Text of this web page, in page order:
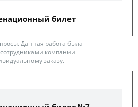
билет
Данная работа была
компании
заказу.